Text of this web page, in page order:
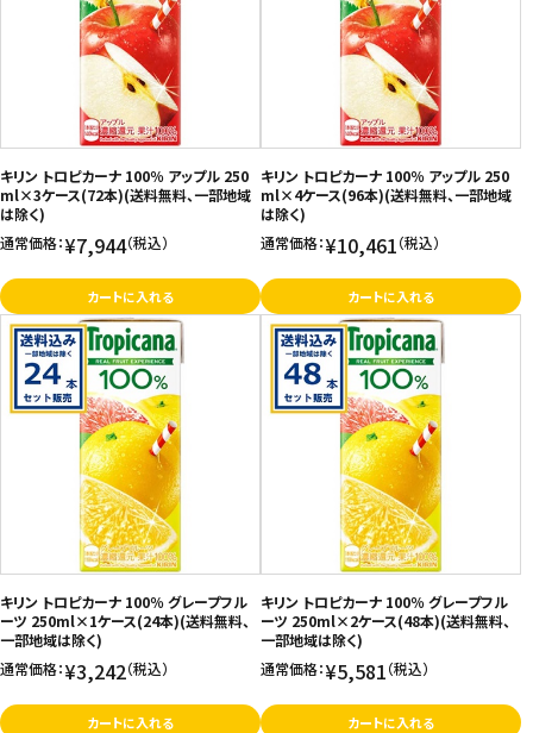
キリン トロピカーナ 100％ アップル 250
ml×3ケース(72本)(送料無料、一部地域
は除く)
通常価格：¥7,944（税込）
カートに入れる
キリン トロピカーナ 100％ アップル 250
ml×4ケース(96本)(送料無料、一部地域
は除く)
通常価格：¥10,461（税込）
カートに入れる
キリン トロピカーナ 100％ グレープフル
ーツ 250ml×1ケース(24本)(送料無料、
一部地域は除く)
通常価格：¥3,242（税込）
カートに入れる
キリン トロピカーナ 100％ グレープフル
ーツ 250ml×2ケース(48本)(送料無料、
一部地域は除く)
通常価格：¥5,581（税込）
カートに入れる